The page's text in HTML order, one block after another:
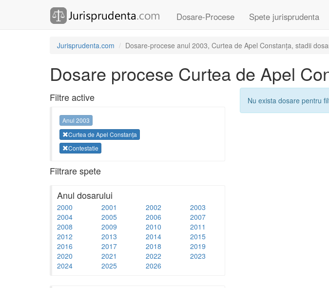
Dosare-Procese Spete jurisprudenta
Jurisprudenta.com Dosare-procese anul 2003, Curtea de Apel Constanța, stadii
Dosare procese Curtea de Apel
Filtre active
Anul 2003
Curtea de Apel Constanța
Contestatie
Filtrare spete
Anul dosarului
2000 2001 2002
2003
2004
2005 2006
2007
2008
2009 2010
2011
2012
2013 2014
2015
2016
2017 2018
2019
2020
2021 2022
2023
2024
2025 2026
Nu exista dosare pentru